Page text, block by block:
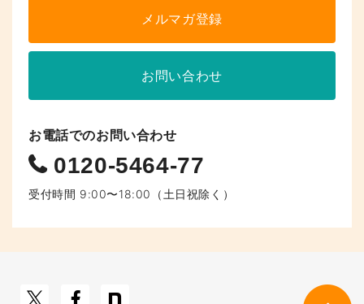
メルマガ登録
お問い合わせ
お電話でのお問い合わせ
0120-5464-77
受付時間 9:00〜18:00（土日祝除く）